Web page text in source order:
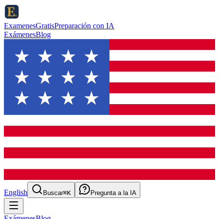
ExamenesGratisPreparación con IA
ExámenesBlog
English Buscar⌘K Pregunta a la IA